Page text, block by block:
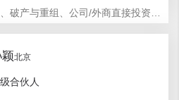
破产与重组、公司/外商直接投资、
与金融、房地产、建设工程与基础
、政企纠纷与行政诉讼
北京
合伙人